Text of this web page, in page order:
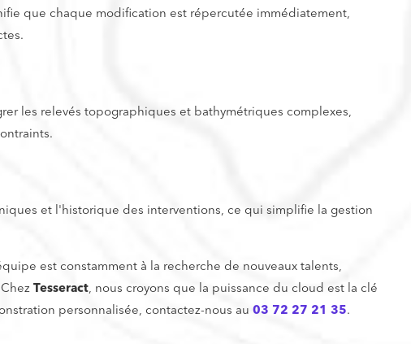
que chaque modification est répercutée immédiatement,
les relevés topographiques et bathymétriques complexes,
et l'historique des interventions, ce qui simplifie la gestion
est constamment à la recherche de nouveaux talents,
Tesseract, nous croyons que la puissance du cloud est la clé
personnalisée, contactez-nous au03 72 27 21 35.